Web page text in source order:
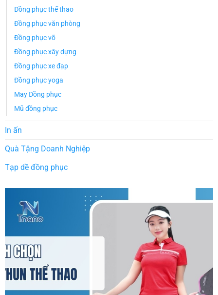
Đồng phục thể thao
Đồng phục văn phòng
Đồng phục võ
Đồng phục xây dựng
Đồng phục xe đạp
Đồng phục yoga
May Đồng phục
Mũ đồng phục
In ấn
Quà Tặng Doanh Nghiệp
Tạp dề đồng phục